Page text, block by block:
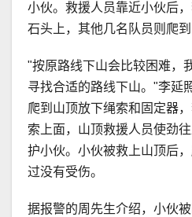
小伙。救援人员靠近小伙后
石头上，其他几名队员则爬到
"按原路线下山会比较困难，
寻找合适的路线下山。"李延
爬到山顶放下绳索和固定器
索上面，山顶救援人员使劲
护小伙。小伙被救上山顶后
过没有受伤。
据报警的周先生介绍，小伙